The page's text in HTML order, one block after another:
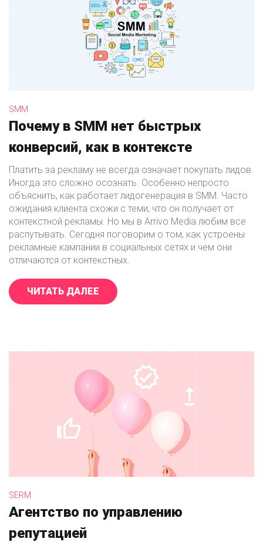
SMM
Почему в SMM нет быстрых
конверсий, как в контексте
Платить за рекламу не всегда означает покупать лидов.
Иногда это сложно осознать. Особенно непросто
объяснить, как работает лидогенерация в SMM. Часто
ожидания клиента схожи с теми, что он получает от
контекстной рекламы. Но мы в Arrivo Media любим все
распутывать. Сегодня поговорим о том, как устроены
рекламные кампании в социальных сетях и чем они
отличаются от контекстных.
ЧИТАТЬ ДАЛЕЕ «ПОЧЕМУ В SMM НЕТ БЫСТРЫХ
SERM
Агентство по управлению
репутацией